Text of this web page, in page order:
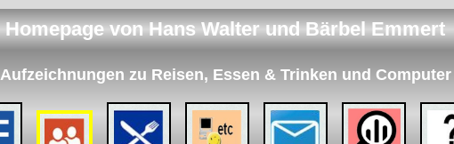
Homepage von Hans Walter und Bärbel Emmert
Aufzeichnungen zu Reisen, Essen & Trinken und Computer